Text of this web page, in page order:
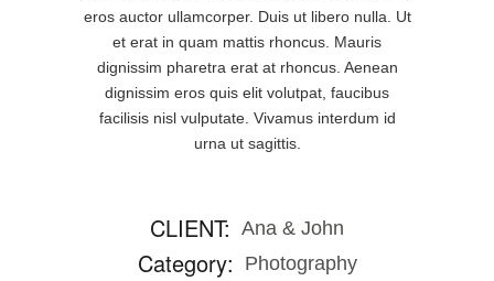
eros auctor ullamcorper. Duis ut libero nulla. Ut
et erat in quam mattis rhoncus. Mauris
dignissim pharetra erat at rhoncus. Aenean
dignissim eros quis elit volutpat, faucibus
facilisis nisl vulputate. Vivamus interdum id
urna ut sagittis.
CLIENT: Ana & John
Category: Photography